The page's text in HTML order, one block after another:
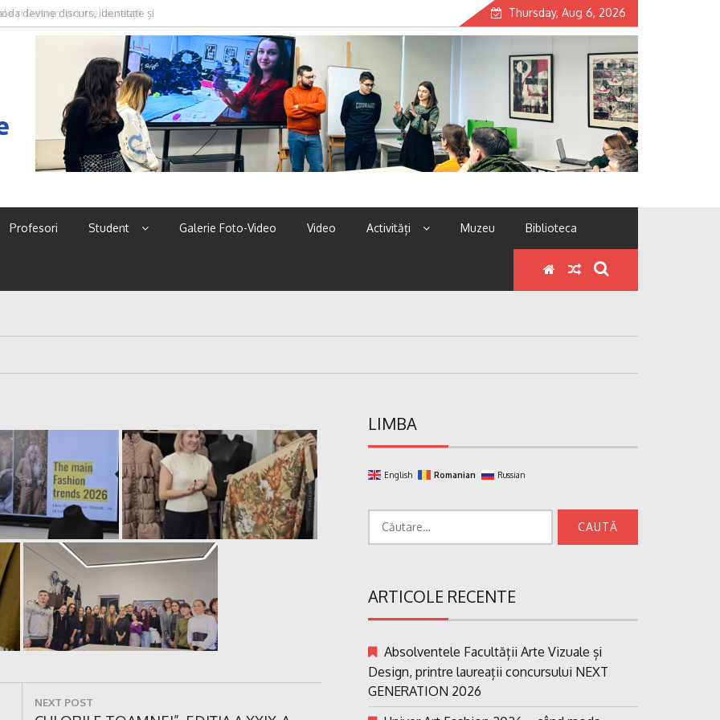
devine discurs, identitate și
Thursday, Aug 6, 2026
Profesori Student Galerie Foto-Video Video Activități Muzeu Biblioteca
NEXT POST
LIMBA
English Romanian Russian
ARTICOLE RECENTE
Absolventele Facultății Arte Vizuale și
Design, printre laureații concursului NEXT
GENERATION 2026